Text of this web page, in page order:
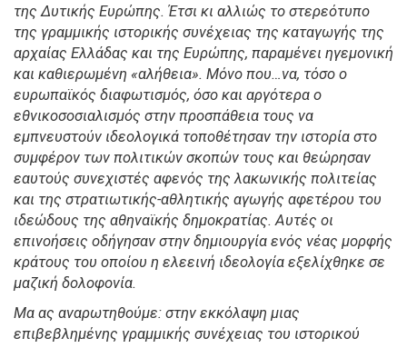
της Δυτικής Ευρώπης. Έτσι κι αλλιώς το στερεότυπο
της γραμμικής ιστορικής συνέχειας της καταγωγής της
αρχαίας Ελλάδας και της Ευρώπης, παραμένει ηγεμονική
και καθιερωμένη «αλήθεια». Μόνο που…να, τόσο ο
ευρωπαϊκός διαφωτισμός, όσο και αργότερα ο
εθνικοσοσιαλισμός στην προσπάθεια τους να
εμπνευστούν ιδεολογικά τοποθέτησαν την ιστορία στο
συμφέρον των πολιτικών σκοπών τους και θεώρησαν
εαυτούς συνεχιστές αφενός της λακωνικής πολιτείας
και της στρατιωτικής-αθλητικής αγωγής αφετέρου του
ιδεώδους της αθηναϊκής δημοκρατίας. Αυτές οι
επινοήσεις οδήγησαν στην δημιουργία ενός νέας μορφής
κράτους του οποίου η ελεεινή ιδεολογία εξελίχθηκε σε
μαζική δολοφονία.
Μα ας αναρωτηθούμε: στην εκκόλαψη μιας
επιβεβλημένης γραμμικής συνέχειας του ιστορικού